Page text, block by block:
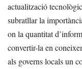
actualització
subratllar la
on la quantitat
convertir-la en
als governs locals un